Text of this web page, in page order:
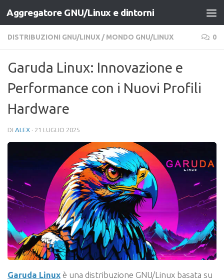
Salta al contenuto
Aggregatore GNU/Linux e dintorni
DISTRIBUZIONI GNU/LINUX / MONDO GNU/LINUX 0
Garuda Linux: Innovazione e
Performance con i Nuovi Profili
Hardware
DI ALEX · 21 LUGLIO 2025
Garuda Linux è una distribuzione GNU/Linux basata su